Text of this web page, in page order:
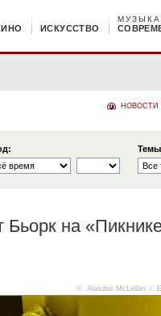
ИСКУССТВО
МУЗЫКА
НОВОСТИ
Бьорк на
© Alasdair McLellan ⁄